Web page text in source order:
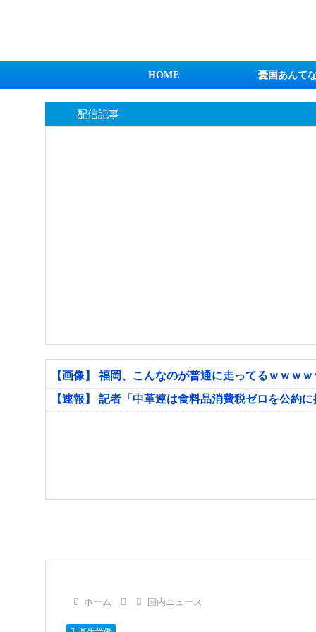
HOME 憂国あんて
配信記事
【画像】 福岡、こんなのが普通に走ってるｗｗｗ
【速報】 記者「中革連は食料品消費税ゼロを公約
ホーム 国内ニュース